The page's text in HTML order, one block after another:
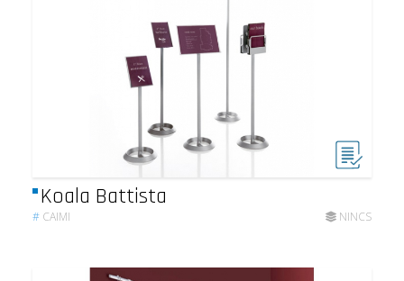
Koala Battista
# CAIMI NINCS